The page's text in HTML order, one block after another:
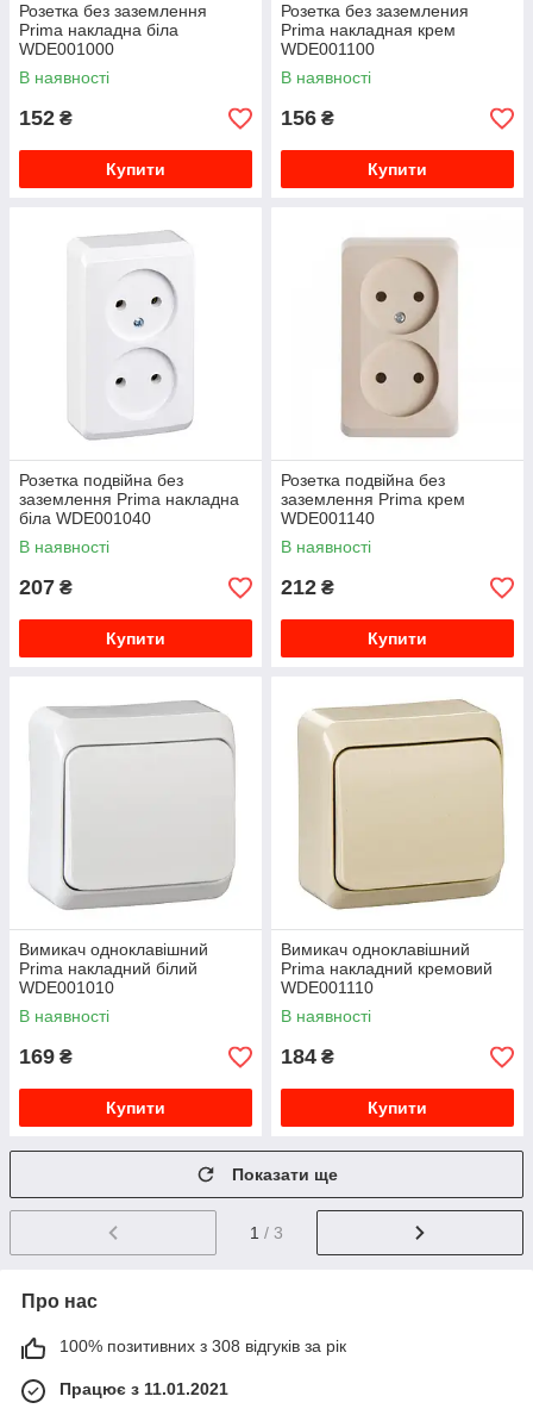
Розетка без заземлення
Prima накладна біла
WDE001000
В наявності
152 ₴
Купити
Розетка без заземления
Prima накладная крем
WDE001100
В наявності
156 ₴
Купити
Розетка подвійна без
заземлення Prima накладна
біла WDE001040
В наявності
207 ₴
Купити
Розетка подвійна без
заземлення Prima крем
WDE001140
В наявності
212 ₴
Купити
Вимикач одноклавішний
Prima накладний білий
WDE001010
В наявності
169 ₴
Купити
Вимикач одноклавішний
Prima накладний кремовий
WDE001110
В наявності
184 ₴
Купити
Показати ще
1 / 3
Про нас
100% позитивних з 308 відгуків за рік
Працює з 11.01.2021